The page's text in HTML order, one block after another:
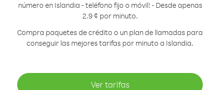
número en Islandia - teléfono fijo o móvil! - Desde apenas
2.9 ¢ por minuto.
Compra paquetes de crédito o un plan de llamadas para
conseguir las mejores tarifas por minuto a Islandia.
Ver tarifas